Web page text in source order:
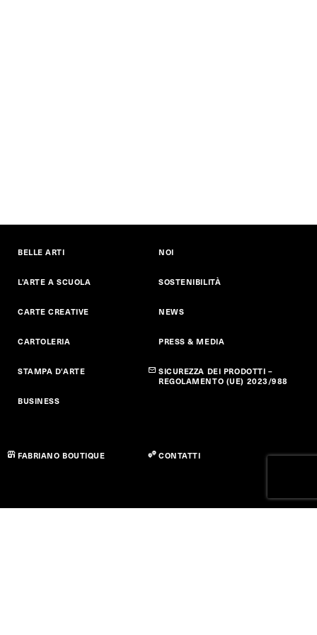
BELLE ARTI
L'ARTE A SCUOLA
CARTE CREATIVE
CARTOLERIA
STAMPA D'ARTE
BUSINESS
NOI
SOSTENIBILITÀ
NEWS
PRESS & MEDIA
SICUREZZA DEI PRODOTTI –
REGOLAMENTO (UE) 2023/988
FABRIANO BOUTIQUE CONTATTI